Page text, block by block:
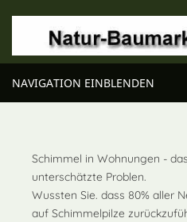
NAVIGATION EINBLENDEN
Schimmel in Wohnungen -
unterschätzte Problen.
Wussten Sie. dass 80% aller
auf Schimmelpilze